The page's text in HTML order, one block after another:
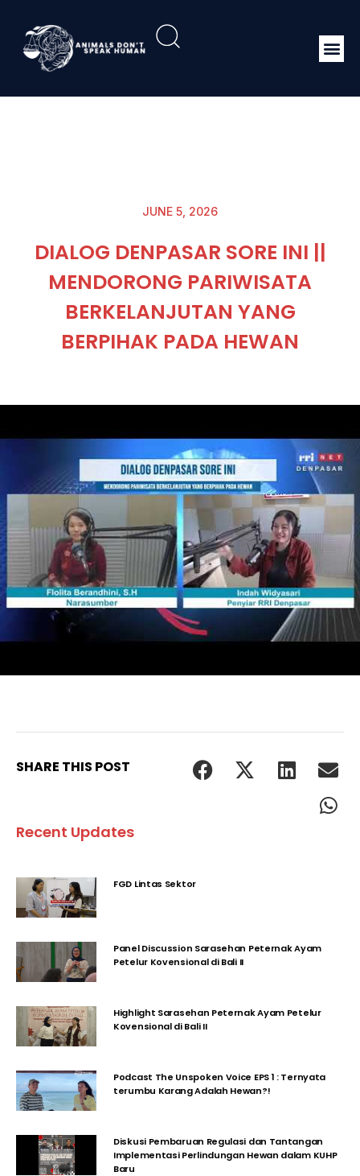
JUNE 5, 2026
DIALOG DENPASAR SORE INI ||
MENDORONG PARIWISATA
BERKELANJUTAN YANG
BERPIHAK PADA HEWAN
SHARE THIS POST
Recent Updates
FGD Lintas Sektor
Panel Discussion Sarasehan Peternak Ayam
Petelur Kovensional di Bali II
Highlight Sarasehan Peternak Ayam Petelur
Kovensional di Bali II
Podcast The Unspoken Voice EPS 1 : Ternyata
terumbu Karang Adalah Hewan?!
Diskusi Pembaruan Regulasi dan Tantangan
Implementasi Perlindungan Hewan dalam KUHP
Baru